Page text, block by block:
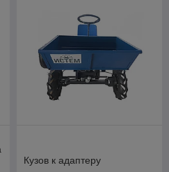
Кузов к адаптеру